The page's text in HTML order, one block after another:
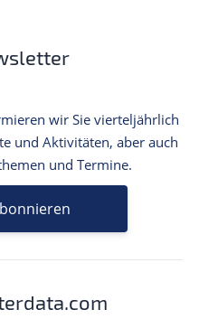
wir Sie vierteljährlich
und Aktivitäten, aber auch
und Termine.